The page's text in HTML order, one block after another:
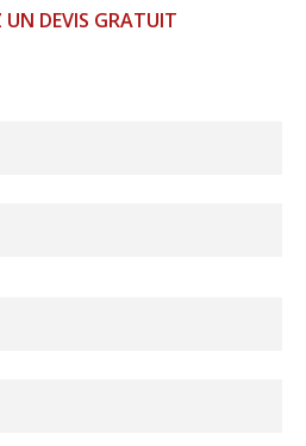
UN DEVIS GRATUIT